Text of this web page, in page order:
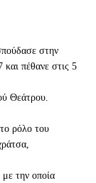
στην
πέθανε στις 5
Θεάτρου.
ρόλο του
την οποία